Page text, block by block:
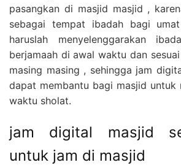
pasangkan di masjid masjid ,
sebagai tempat ibadah bagi
haruslah menyelenggarakan
berjamaah di awal waktu dan
masing masing , sehingga jam
dapat membantu bagi masjid untuk
waktu sholat.
jam digital masjid
untuk jam di masjid